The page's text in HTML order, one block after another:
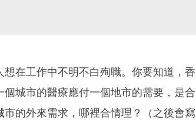
在工作中不明不白殉職。你要知道，香
城市的醫療應付一個地市的需要，是合
的外來需求，哪裡合情理？（之後會寫